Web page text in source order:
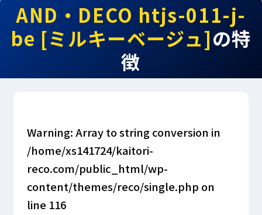
AND・DECO htjs-011-j-
be [ミルキーベージュ]の特
徴
Warning: Array to string conversion in
/home/xs141724/kaitori-
reco.com/public_html/wp-
content/themes/reco/single.php on
line 116